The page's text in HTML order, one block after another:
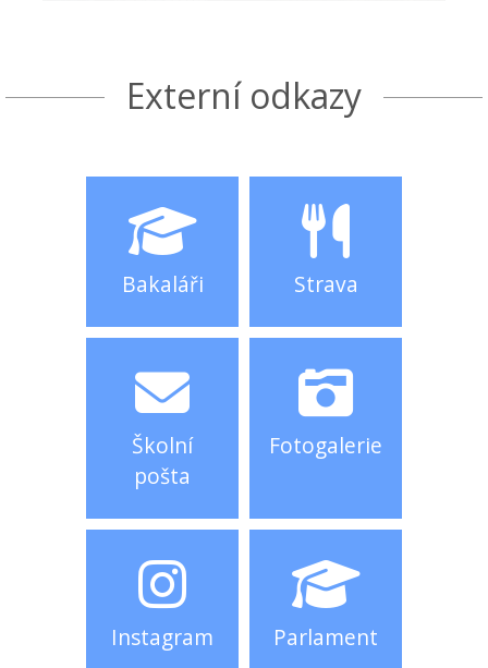
Externí odkazy
Bakaláři Strava
Školní
pošta
Fotogalerie
Instagram Parlament